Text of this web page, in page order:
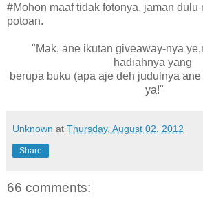
#Mohon maaf tidak fotonya, jaman dulu
potoan.
"Mak, ane ikutan giveaway-nya
hadiahnya yang
berupa buku (apa aje deh judulnya
ya!"
Unknown at Thursday, August 02, 2012
Share
66 comments: